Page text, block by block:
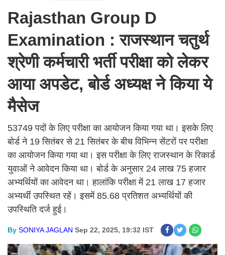
Rajasthan Group D
Examination : राजस्थान चतुर्थ
श्रेणी कर्मचारी भर्ती परीक्षा को लेकर
आया अपडेट, बोर्ड अध्यक्ष ने किया ये
मैसेज
53749 पदों के लिए परीक्षा का आयोजन किया गया था। इसके लिए
बोर्ड ने 19 सितंबर से 21 सितंबर के बीच विभिन्न सेंटरों पर परीक्षा
का आयोजन किया गया था। इस परीक्षा के लिए राजस्थान के रिकार्ड
युवाओं ने आवेदन किया था। बोर्ड के अनुसार 24 लाख 75 हजार
अभ्यर्थियों का आवेदन था। हालांकि परीक्षा में 21 लाख 17 हजार
अभ्यर्थी उपस्थित रहें। इसमें 85.68 प्रतिशत अभ्यर्थियों की
उपस्थिति दर्ज हुई।
By SONIYA JAGLAN Sep 22, 2025, 19:32 IST